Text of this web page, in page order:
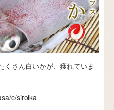
くさん白いかが、獲れていま
c/siroika